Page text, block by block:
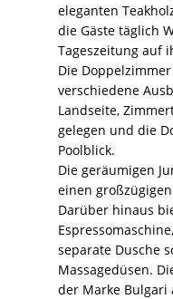
eleganten
die Gäste täglich
Tageszeitung auf
Die
verschiedene
Landseite,
gelegen und die
Poolblick.
Die geräumigen
einen
Darüber hinaus
separate Dusche
Massagedüsen.
der Marke